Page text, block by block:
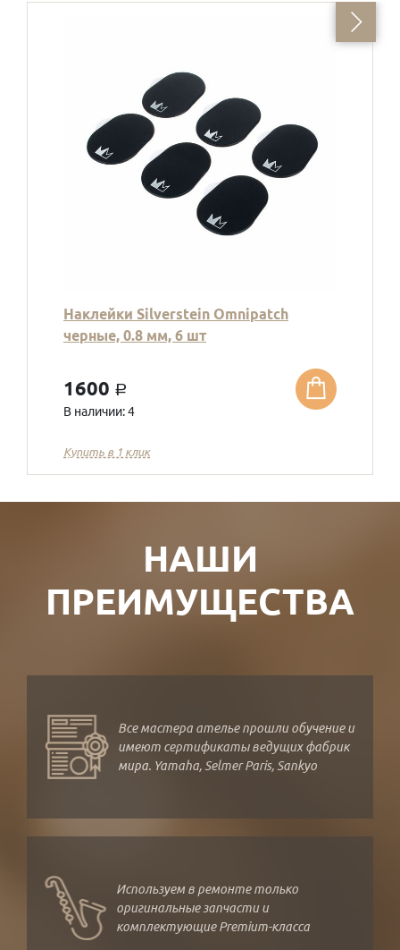
Наклейки Silverstein Omnipatch
черные, 0.8 мм, 6 шт
1600 a
В наличии: 4
Купить в 1 клик
НАШИ
ПРЕИМУЩЕСТВА
Все мастера ателье прошли обучение и
имеют сертификаты ведущих фабрик
мира. Yamaha, Selmer Paris, Sankyo
Используем в ремонте только
оригинальные запчасти и
комплектующие Premium-класса